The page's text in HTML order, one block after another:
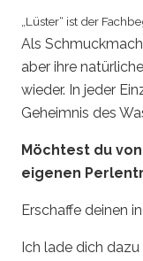
„Lüster“ ist der
Als
aber ihre
wieder. In jeder
Geheimnis des
Möchtest du
eigenen
Erschaffe deinen
Ich lade dich